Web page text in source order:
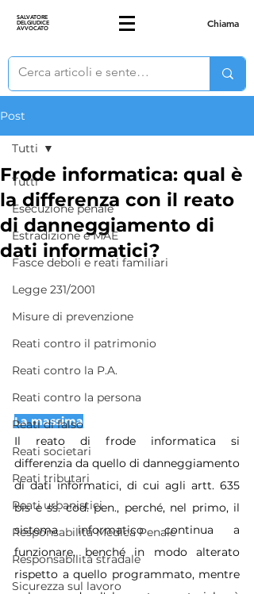
SALVATORE
DELGIUDICE
AVVOCATO Chiama
Post
Tutti
Esecuzione penale
Estradizione e MAE
Fasce deboli e reati familiari
Legge 231/2001
Misure di prevenzione
Reati contro il patrimonio
Reati contro la P.A.
Reati contro la persona
Reati di falso
Reati societari
Reati tributari
Reati urbanistici
Responsabilità Medica Penale
Responsabilità stradale
Sicurezza sul lavoro
Tutti
Frode informatica: qual è
la differenza con il reato
di danneggiamento di
dati informatici?
La massima
Il reato di frode informatica si
differenzia da quello di danneggiamento
di dati informatici, di cui agli artt. 635
bis e ss. cod. pen., perché, nel primo, il
sistema informatico continua a
funzionare, benché in modo alterato
rispetto a quello programmato, mentre